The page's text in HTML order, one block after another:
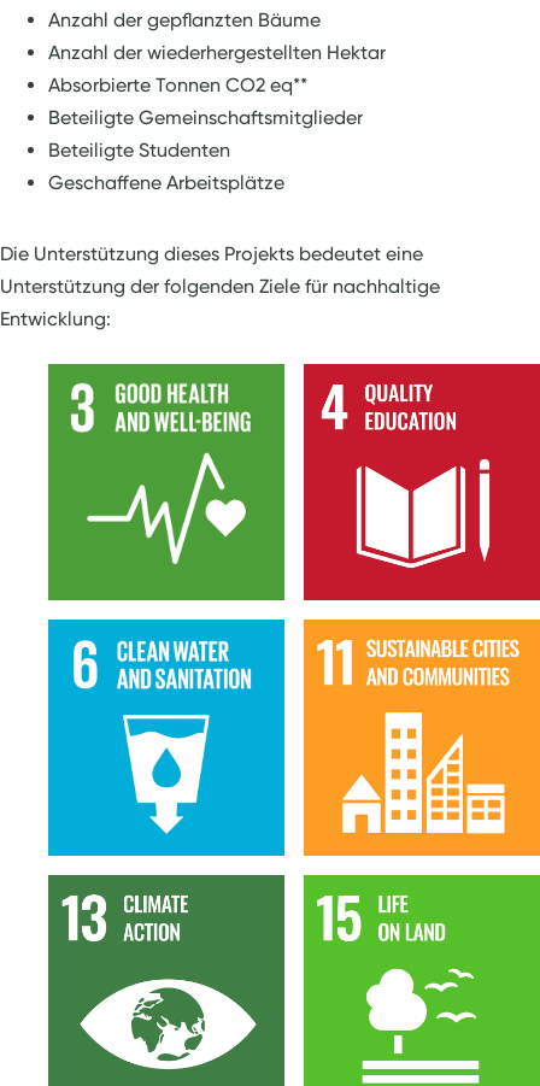
Anzahl der gepflanzten Bäume
Anzahl der wiederhergestellten Hektar
Absorbierte Tonnen CO2 eq**
Beteiligte Gemeinschaftsmitglieder
Beteiligte Studenten
Geschaffene Arbeitsplätze
Die Unterstützung dieses Projekts bedeutet eine
Unterstützung der folgenden Ziele für nachhaltige
Entwicklung: